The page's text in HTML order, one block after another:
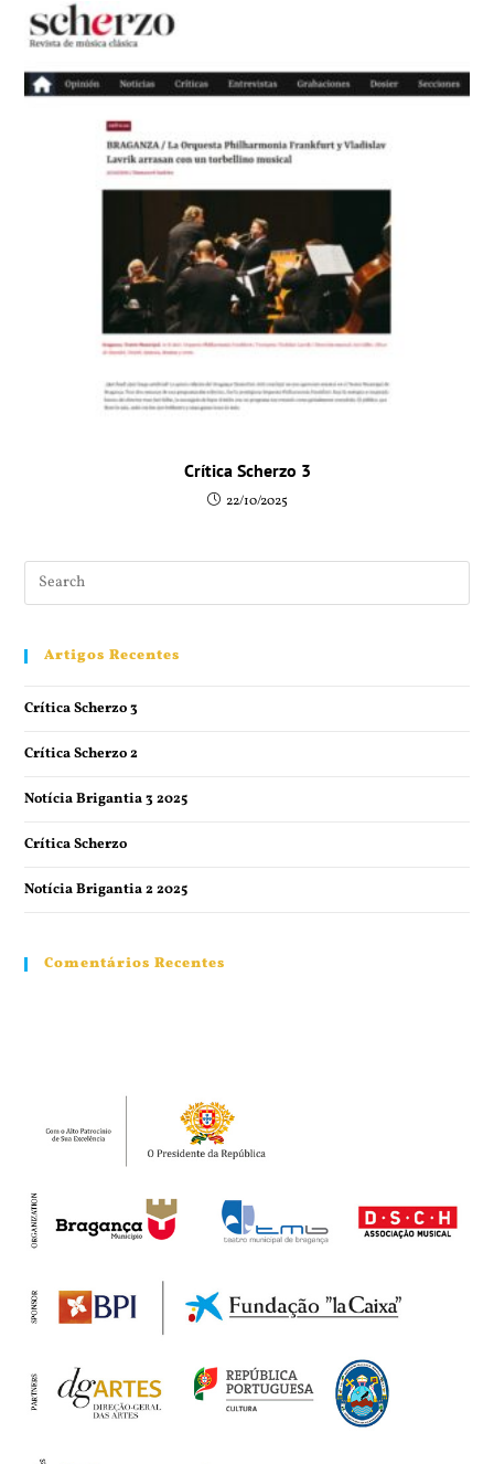
Crítica Scherzo 3
22/10/2025
Artigos Recentes
Crítica Scherzo 3
Crítica Scherzo 2
Notícia Brigantia 3 2025
Crítica Scherzo
Notícia Brigantia 2 2025
Comentários Recentes